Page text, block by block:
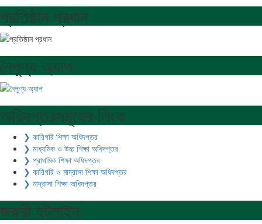
প্রতিষ্ঠান প্রধান
নৈপুণ্য অ্যাপ
অধিদপ্তরসমূহের লিংক
❯ কারিগরি শিক্ষা অধিদপ্তর
❯ মাধ্যমিক ও উচ্চ শিক্ষা অধিদপ্তর
❯ প্রাথমিক শিক্ষা অধিদপ্তর
❯ কারিগরি ও মাদ্রাসা শিক্ষা অধিদপ্তর
❯ মাদ্রাসা শিক্ষা অধিদপ্তর
জরুরী হটলাইন